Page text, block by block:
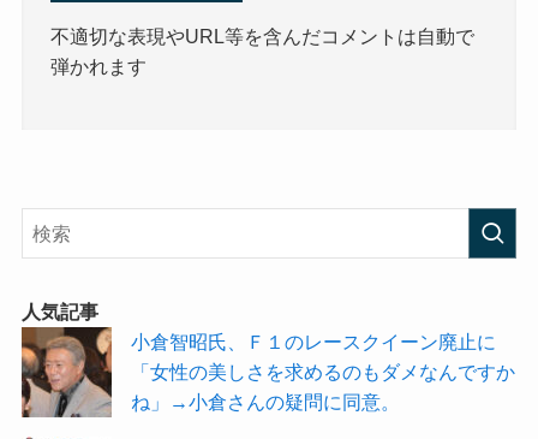
不適切な表現やURL等を含んだコメントは自動で
弾かれます
人気記事
小倉智昭氏、Ｆ１のレースクイーン廃止に
「女性の美しさを求めるのもダメなんですか
ね」→小倉さんの疑問に同意。